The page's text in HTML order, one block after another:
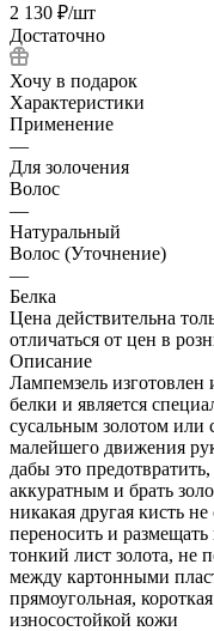
2 130 ₽/шт
Достаточно
Хочу в подарок
Характеристики
Применение
—
Для золочения
Волос
—
Натуральный
Волос (Уточнение)
—
Белка
Цена действительна
отличаться от цен в
Описание
Лампемзель изготовлен
белки и является
сусальным золотом или
малейшего движения
дабы это
аккуратным и брать
никакая другая кисть
переносить и
тонкий лист золота, не
между картонными
прямоугольная,
износостойкой кожи